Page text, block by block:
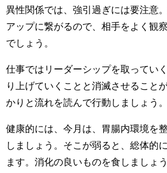
異性関係では、強引過ぎには要注意
アップに繋がるので、相手をよく観
でしょう。
仕事ではリーダーシップを取ってい
り上げていくことと消滅させること
かりと流れを読んで行動しましょう。
健康的には、今月は、胃腸内環境を
しましょう。そこが弱ると、総体的
ます。消化の良いものを食しましょう